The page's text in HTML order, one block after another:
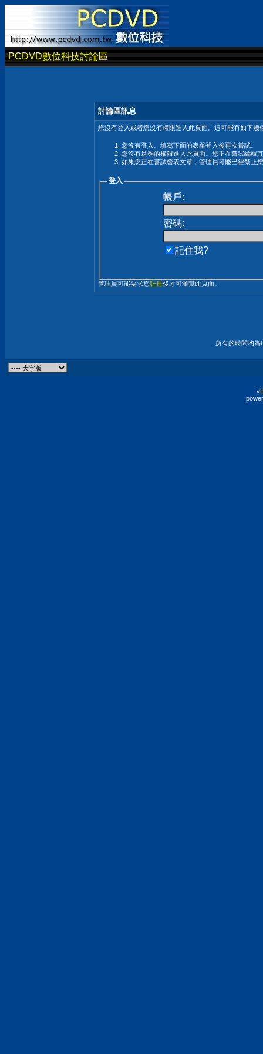
PCDVD數位科技討論區
討論區訊息
您沒有登入或者您沒有權限進入此頁面。這可能有如下幾
您沒有登入。填寫下面的表單登入後再次嘗試。
您沒有足夠的權限進入此頁面。您正在嘗試編輯
如果您正在嘗試發表文章，管理員可能已經禁止
登入
帳戶:
密碼:
記住我?
管理員可能要求您註冊後才可瀏覽此頁面。
所有的時間均為